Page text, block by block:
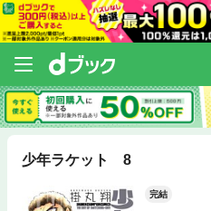
少年ラケット 8
完結